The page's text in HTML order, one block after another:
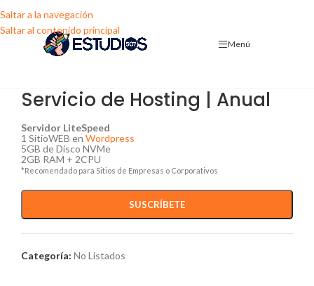
Saltar a la navegación
Saltar al contenido principal
Menú
Servicio de Hosting | Anual
Servidor LiteSpeed
1 SitioWEB en Wordpress
5GB de Disco NVMe
2GB RAM + 2CPU
*Recomendado para Sitios de Empresas o Corporativos
SUSCRÍBETE
Categoría: No Listados